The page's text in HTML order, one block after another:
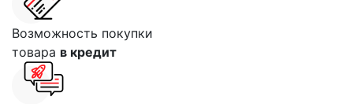
Возможность покупки
товара в кредит